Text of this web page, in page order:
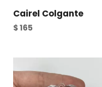
Cairel Colgante
$165